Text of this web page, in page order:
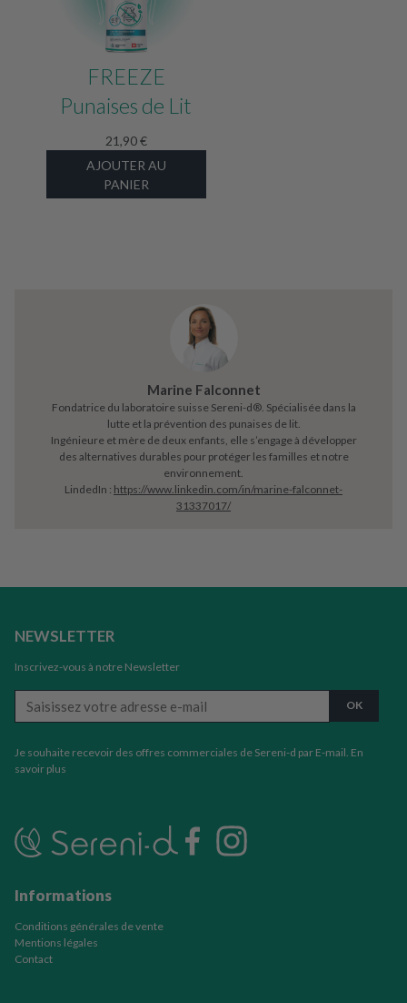
FREEZE
Punaises de Lit
21,90€
AJOUTER AU
PANIER
Marine Falconnet
Fondatrice du laboratoire suisse Sereni-d®. Spécialisée dans la
lutte et la prévention des punaises de lit.
Ingénieure et mère de deux enfants, elle s’engage à développer
des alternatives durables pour protéger les familles et notre
environnement.
LindedIn : https://www.linkedin.com/in/marine-falconnet-
31337017/
Informations
Conditions générales de vente
Mentions légales
Contact
NEWSLETTER
Inscrivez-vous à notre Newsletter
Je souhaite recevoir des offres commerciales de Sereni-d par E-mail. En
savoir plus